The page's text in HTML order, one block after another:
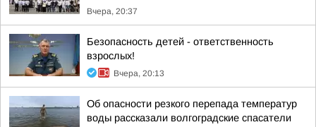
Вчера, 20:37
Безопасность детей - ответственность
взрослых!
Вчера, 20:13
Об опасности резкого перепада температур
воды рассказали волгоградские спасатели